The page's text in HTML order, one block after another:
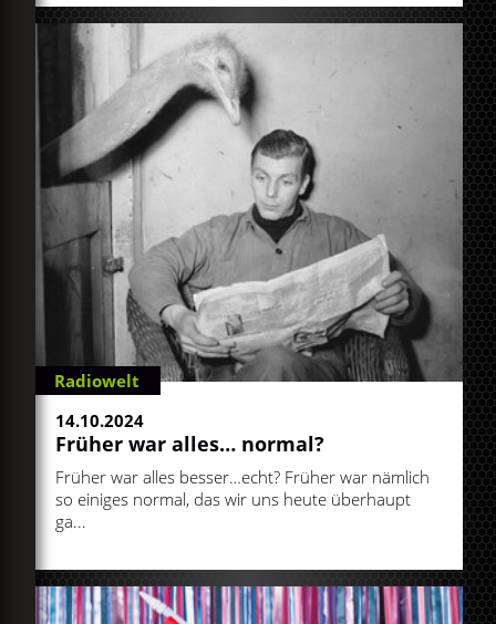
Radiowelt
14.10.2024
Früher war alles… normal?
Früher war alles besser…echt? Früher war nämlich
so einiges normal, das wir uns heute überhaupt
ga...